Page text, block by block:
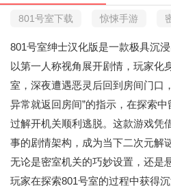
801号室下载 惊悚手游
801号室绅士汉化版是一款极具沉
以第一人称视角展开剧情，玩家化
室，深夜遭遇恶灵后回到房间门口
异常就返回房间”的指示，在探索
过解开机关顺利逃脱。这款游戏凭
事的剧情架构，成为当下二次元解
无论是密室机关的巧妙设置，还是
玩家在探索801号室的过程中获得沉